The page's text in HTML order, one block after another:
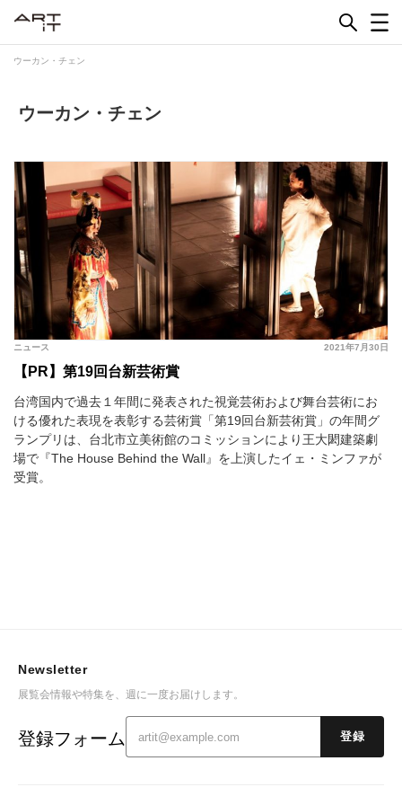
ウーカン・チェン
ウーカン・チェン
2021年7月30日
ニュース
【PR】第19回台新芸術賞
台湾国内で過去１年間に発表された視覚芸術および舞台芸術にお
ける優れた表現を表彰する芸術賞「第19回台新芸術賞」の年間グ
ランプリは、台北市立美術館のコミッションにより王大閎建築劇
場で『The House Behind the Wall』を上演したイェ・ミンファが
受賞。
Newsletter
展覧会情報や特集を、週に一度お届けします。
登録フォーム 登録